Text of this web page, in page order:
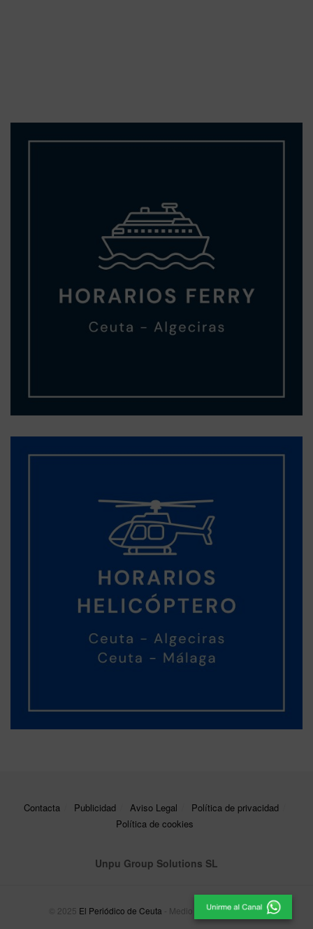
Contacta Publicidad Aviso Legal
Política de privacidad
Política de cookies
Unpu Group Solutions SL
© 2025 El Periódico de Ceuta - Medio de Comunicación